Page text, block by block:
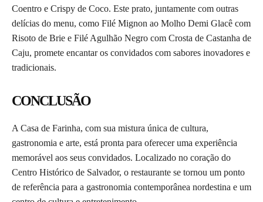
Coentro e Crispy de Coco. Este prato, juntamente com outras
delícias do menu, como Filé Mignon ao Molho Demi Glacê com
Risoto de Brie e Filé Agulhão Negro com Crosta de Castanha de
Caju, promete encantar os convidados com sabores inovadores e
tradicionais.
CONCLUSÃO
A Casa de Farinha, com sua mistura única de cultura,
gastronomia e arte, está pronta para oferecer uma experiência
memorável aos seus convidados. Localizado no coração do
Centro Histórico de Salvador, o restaurante se tornou um ponto
de referência para a gastronomia contemporânea nordestina e um